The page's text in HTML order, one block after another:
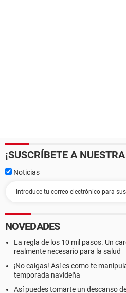
¡SUSCRÍBETE A
Noticias
NOVEDADES
La regla de los 10 mil pasos. Un
realmente necesario para la salud
¡No caigas! Así es como te
temporada navideña
Así puedes tomarte un descanso